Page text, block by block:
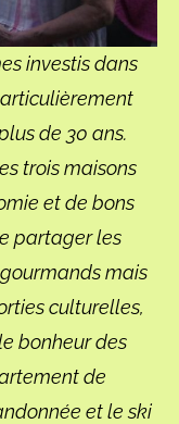
investis dans
de 30 ans.
trois maisons
et de bons
partager les
mais
culturelles,
bonheur des
de
et le ski